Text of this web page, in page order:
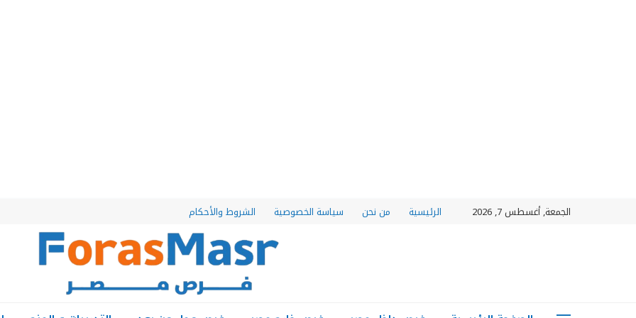
الجمعة, أغسطس 7, 2026 الرئيسية من نحن سياسة الخصوصية الشروط والأحكام